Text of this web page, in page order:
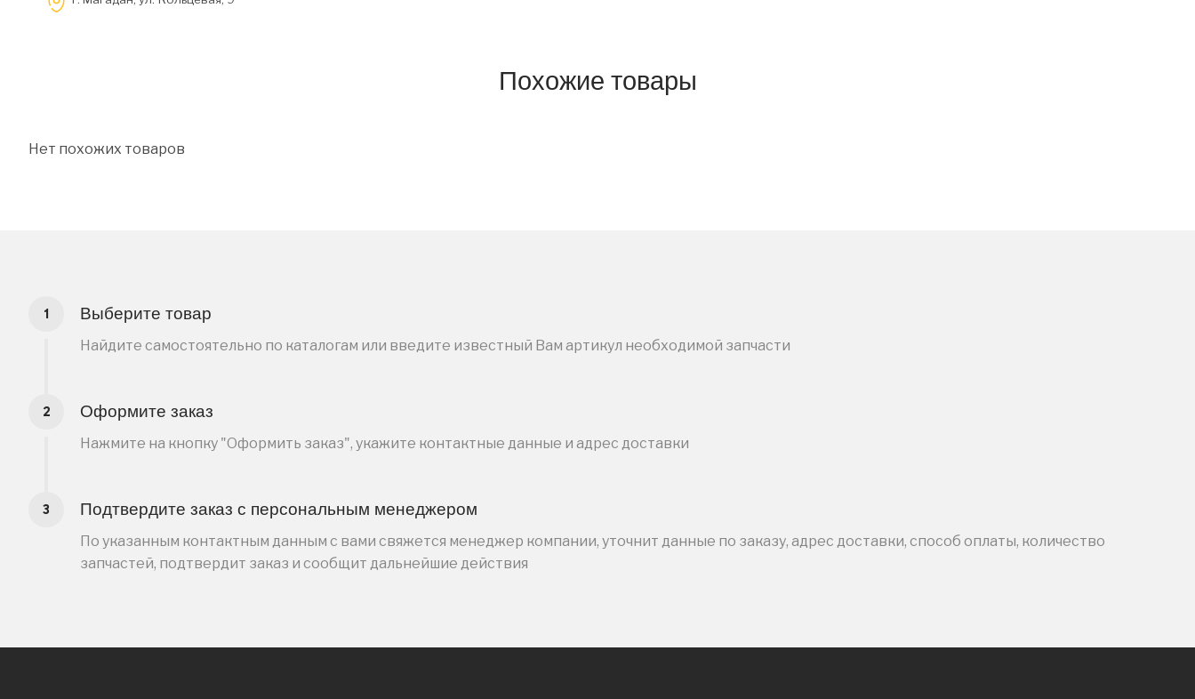
Похожие товары
Нет похожих товаров
Выберите товар
Найдите самостоятельно по каталогам или введите известный Вам артикул необходимой запчасти
Оформите заказ
Нажмите на кнопку "Оформить заказ", укажите контактные данные и адрес доставки
Подтвердите заказ с персональным менеджером
По указанным контактным данным с вами свяжется менеджер компании, уточнит данные по заказу, адрес доставки, способ оплаты, количество
запчастей, подтвердит заказ и сообщит дальнейшие действия